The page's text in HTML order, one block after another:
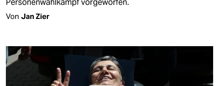
Von Jan Zier